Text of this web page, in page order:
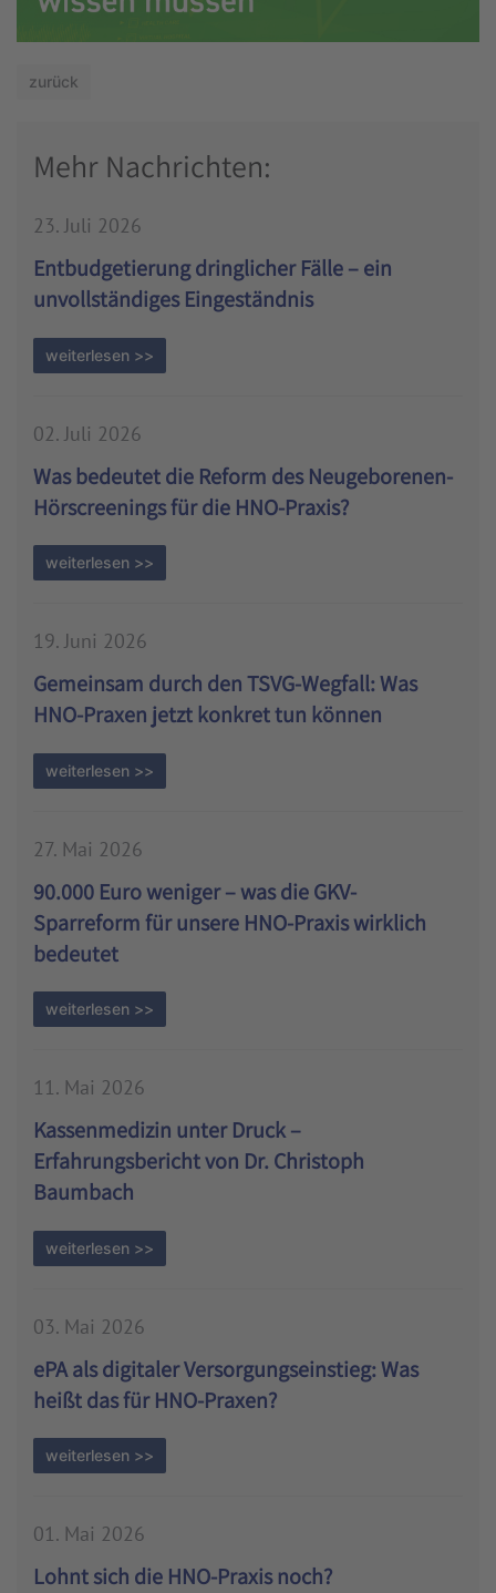
zurück
Mehr Nachrichten:
23. Juli 2026
Entbudgetierung dringlicher Fälle – ein
unvollständiges Eingeständnis
weiterlesen >>
02. Juli 2026
Was bedeutet die Reform des Neugeborenen-
Hörscreenings für die HNO-Praxis?
weiterlesen >>
19. Juni 2026
Gemeinsam durch den TSVG-Wegfall: Was
HNO-Praxen jetzt konkret tun können
weiterlesen >>
27. Mai 2026
90.000 Euro weniger – was die GKV-
Sparreform für unsere HNO-Praxis wirklich
bedeutet
weiterlesen >>
11. Mai 2026
Kassenmedizin unter Druck –
Erfahrungsbericht von Dr. Christoph
Baumbach
weiterlesen >>
03. Mai 2026
ePA als digitaler Versorgungseinstieg: Was
heißt das für HNO-Praxen?
weiterlesen >>
01. Mai 2026
Lohnt sich die HNO-Praxis noch?